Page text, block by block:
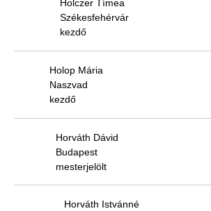
Holczer Tímea
Székesfehérvár
kezdő
Holop Mária
Naszvad
kezdő
Horváth Dávid
Budapest
mesterjelölt
Horváth Istvánné